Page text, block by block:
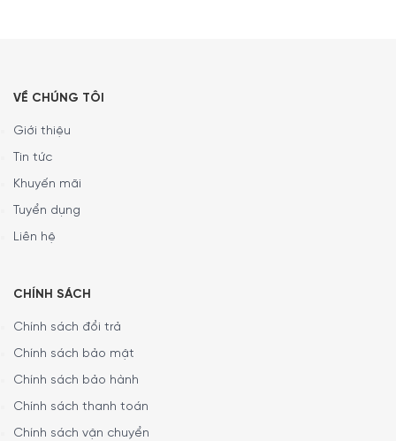
Máy Giặt Siemens iQ800 WM14VE94 giúp bạn tiết kiệm thời gian
SeimensiQ800 WM14VE94 sẽ giúp loại bỏ hiệu quả các
vết bẩn cứng đầu nhất. Giờ đây, bạn chỉ cần chọn loại
vết bẩn thích hợp và để hệ thống chống vết bẩn thực
bắt đầu.
VỀ CHÚNG TÔI
Giới thiệu
Tin tức
Khuyến mãi
Tuyển dụng
Liên hệ
CHÍNH SÁCH
Chính sách đổi trả
Chính sách bảo mật
Chính sách bảo hành
Chính sách thanh toán
Chính sách vận chuyển